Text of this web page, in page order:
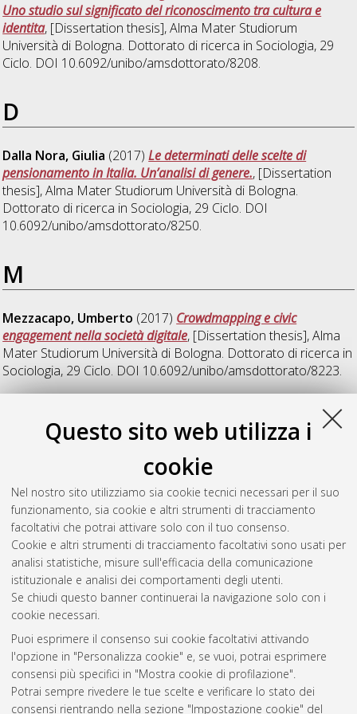
Questo sito web utilizza i
cookie
Nel nostro sito utilizziamo sia cookie tecnici necessari per il suo
funzionamento, sia cookie e altri strumenti di tracciamento
facoltativi che potrai attivare solo con il tuo consenso.
Cookie e altri strumenti di tracciamento facoltativi sono usati per
analisi statistiche, misure sull'efficacia della comunicazione
istituzionale e analisi dei comportamenti degli utenti.
Se chiudi questo banner continuerai la navigazione solo con i
cookie necessari.
Puoi esprimere il consenso sui cookie facoltativi attivando
l'opzione in "Personalizza cookie" e, se vuoi, potrai esprimere
consensi più specifici in "Mostra cookie di profilazione".
Potrai sempre rivedere le tue scelte e verificare lo stato dei
consensi rientrando nella sezione "Impostazione cookie" del
Uno studio sul significato del riconoscimento tra cultura e
identita, [Dissertation thesis], Alma Mater Studiorum
Università di Bologna. Dottorato di ricerca in Sociologia, 29
Ciclo. DOI 10.6092/unibo/amsdottorato/8208.
D
Dalla Nora, Giulia (2017)Le determinati delle scelte di
pensionamento in Italia. Un’analisi di genere., [Dissertation
thesis], Alma Mater Studiorum Università di Bologna.
Dottorato di ricerca in Sociologia, 29 Ciclo. DOI
10.6092/unibo/amsdottorato/8250.
M
Mezzacapo, Umberto (2017) Crowdmapping e civic
engagement nella società digitale, [Dissertation thesis], Alma
Mater Studiorum Università di Bologna. Dottorato di ricerca in
Sociologia, 29 Ciclo. DOI 10.6092/unibo/amsdottorato/8223.
La rappresentazione relazionale della
, [Dissertation thesis], Alma Mater
Studiorum Università di Bologna. Dottorato di ricerca in
Sociologia, 29 Ciclo. DOI 10.6092/unibo/amsdottorato/8253.
Questa lista e' stata generata il Wed Aug 5 20:51:13 2026
Atom
Rss 1.0
Rss 2.0